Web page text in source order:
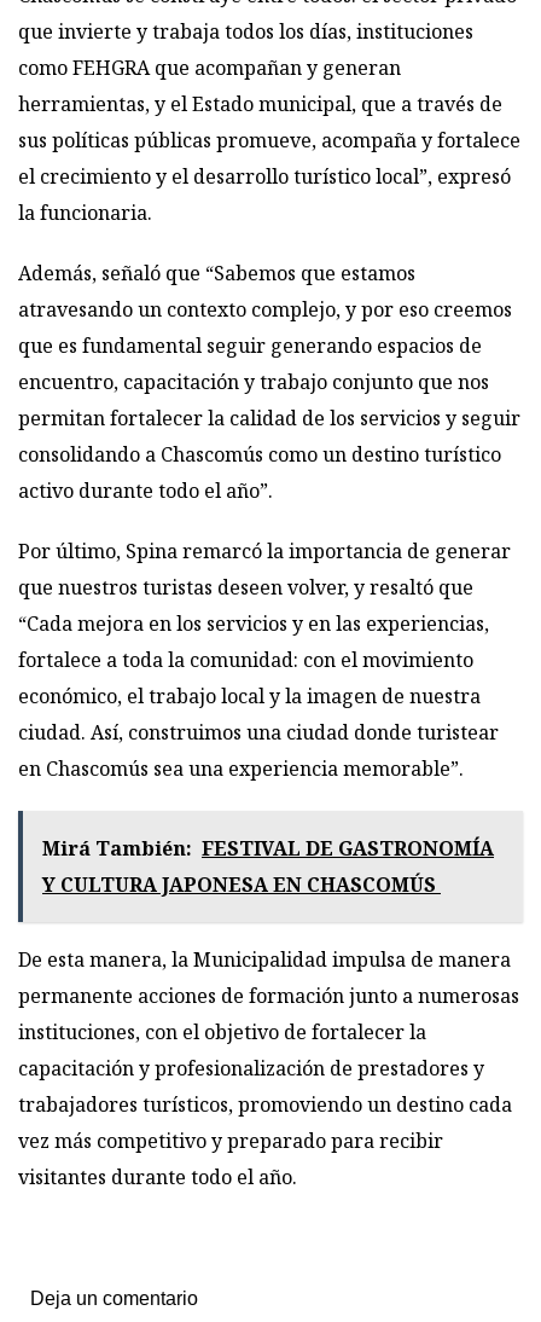
que invierte y trabaja todos los días, instituciones
como FEHGRA que acompañan y generan
herramientas, y el Estado municipal, que a través de
sus políticas públicas promueve, acompaña y fortalece
el crecimiento y el desarrollo turístico local”, expresó
la funcionaria.
Además, señaló que “Sabemos que estamos
atravesando un contexto complejo, y por eso creemos
que es fundamental seguir generando espacios de
encuentro, capacitación y trabajo conjunto que nos
permitan fortalecer la calidad de los servicios y seguir
consolidando a Chascomús como un destino turístico
activo durante todo el año”.
Por último, Spina remarcó la importancia de generar
que nuestros turistas deseen volver, y resaltó que
“Cada mejora en los servicios y en las experiencias,
fortalece a toda la comunidad: con el movimiento
económico, el trabajo local y la imagen de nuestra
ciudad. Así, construimos una ciudad donde turistear
en Chascomús sea una experiencia memorable”.
Mirá También: FESTIVAL DE GASTRONOMÍA
Y CULTURA JAPONESA EN CHASCOMÚS
De esta manera, la Municipalidad impulsa de manera
permanente acciones de formación junto a numerosas
instituciones, con el objetivo de fortalecer la
capacitación y profesionalización de prestadores y
trabajadores turísticos, promoviendo un destino cada
vez más competitivo y preparado para recibir
visitantes durante todo el año.
Deja un comentario